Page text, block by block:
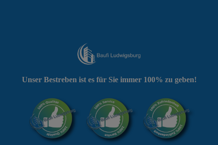
Unser Bestreben ist es für Sie immer 100% zu geben!